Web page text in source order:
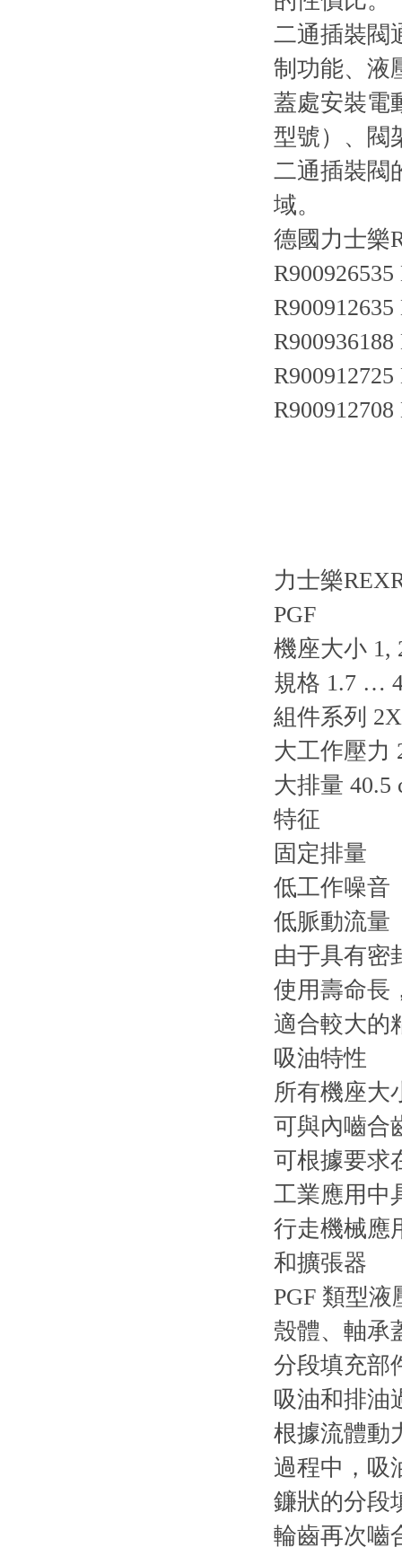
二通插裝閥
制功能、液
蓋處安裝電
型號）、閥
二通插裝閥
域。
德國力士樂
力士樂
PGF
機座大小 1,
規格 1.7 …
組件系列
大工作壓力
大排量 40.5
特征
固定排量
低工作噪音
低脈動流量
由于具有密
使用壽命長
適合較大的
吸油特性
所有機座大
可與內嚙合
可根據要求
工業應用中
行走機械應
和擴張器
PGF 類型
殼體、軸承
分段填充部
吸油和排油
根據流體動
過程中，吸
鐮狀的分段
輪齒再次嚙